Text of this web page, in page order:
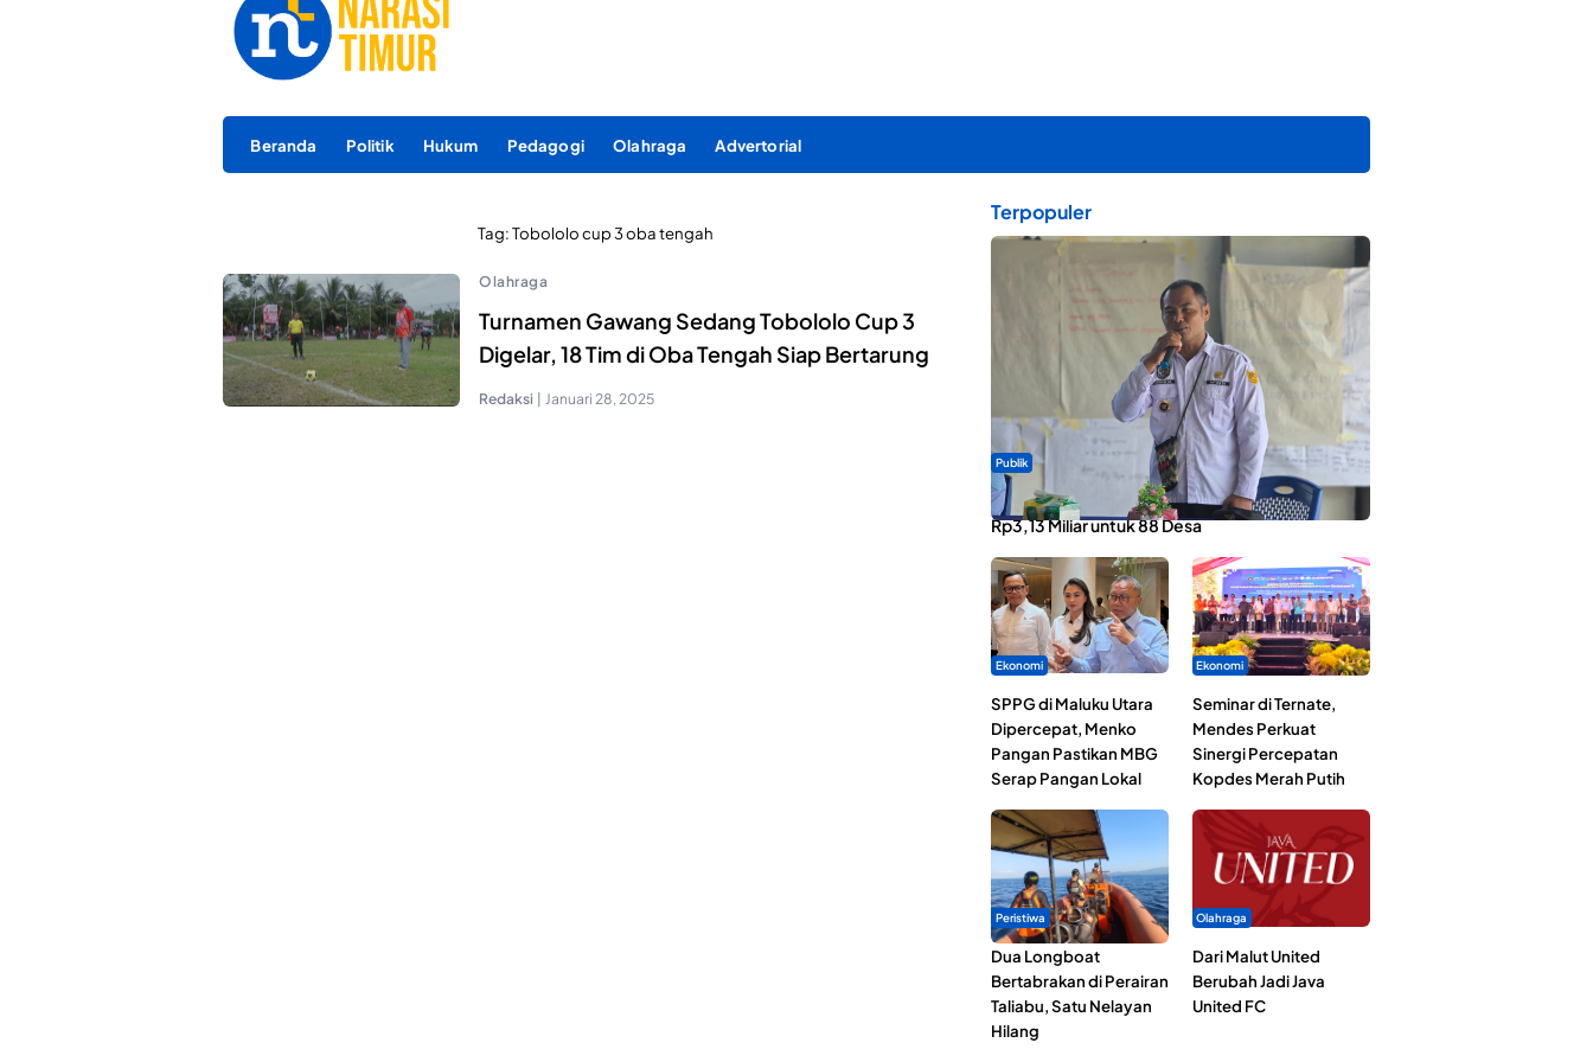
Beranda Politik Hukum Pedagogi Olahraga Advertorial
Tag:Tobololo cup 3 oba tengah
Olahraga
Turnamen Gawang Sedang Tobololo Cup 3
Digelar, 18 Tim di Oba Tengah Siap Bertarung
Redaksi | Januari 28, 2025
Terpopuler
Publik
ABDESI Morotai Apresiasi Penyaluran ADD
Rp3,13 Miliar untuk 88 Desa
Ekonomi
SPPG di Maluku Utara
Dipercepat, Menko
Pangan Pastikan MBG
Serap Pangan Lokal
Ekonomi
Seminar di Ternate,
Mendes Perkuat
Sinergi Percepatan
Kopdes Merah Putih
Peristiwa
Dua Longboat
Bertabrakan di Perairan
Taliabu, Satu Nelayan
Hilang
Olahraga
Dari Malut United
Berubah Jadi Java
United FC